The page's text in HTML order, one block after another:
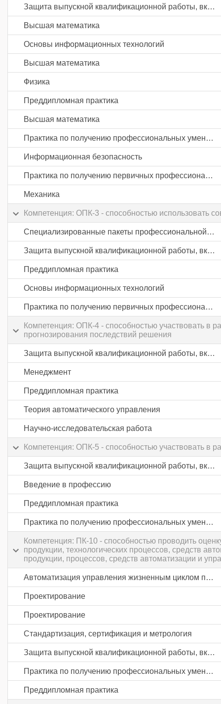
Защита выпускной квалификационной работы, включая подготовку к процедуре защиты и процедуру защиты
Высшая математика
Основы информационных технологий
Высшая математика
Физика
Преддипломная практика
Высшая математика
Практика по получению профессиональных умений и опыта профессиональной деятельности
Информационная безопасность
Практика по получению первичных профессиональных умений и навыков, в том числе первичных умений и навыков научно-исследовательской деятельности
Механика
Компетенция: ОПК-3 - способностью использовать
Специализированные пакеты профессиональной деятельности
Защита выпускной квалификационной работы, включая подготовку к процедуре защиты и процедуру защиты
Преддипломная практика
Основы информационных технологий
Практика по получению первичных профессиональных умений и навыков, в том числе первичных умений и навыков научно-исследовательской деятельности
Компетенция: ОПК-4 - способностью участвовать в
прогнозирования последствий решения
Защита выпускной квалификационной работы, включая подготовку к процедуре защиты и процедуру защиты
Менеджмент
Преддипломная практика
Теория автоматического управления
Научно-исследовательская работа
Компетенция: ОПК-5 - способностью участвовать в
Защита выпускной квалификационной работы, включая подготовку к процедуре защиты и процедуру защиты
Введение в профессию
Преддипломная практика
Практика по получению профессиональных умений и опыта профессиональной деятельности
Компетенция: ПК-10 - способностью проводить
продукции, технологических процессов, средств
продукции, процессов, средств автоматизации и
Автоматизация управления жизненным циклом продукции в промышленности
Проектирование
Проектирование
Стандартизация, сертификация и метрология
Защита выпускной квалификационной работы, включая подготовку к процедуре защиты и процедуру защиты
Практика по получению профессиональных умений и опыта профессиональной деятельности
Преддипломная практика